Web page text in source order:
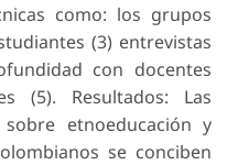
como: los grupos
(3) entrevistas
con docentes
(5). Resultados: Las
sobre etnoeducación y
se conciben